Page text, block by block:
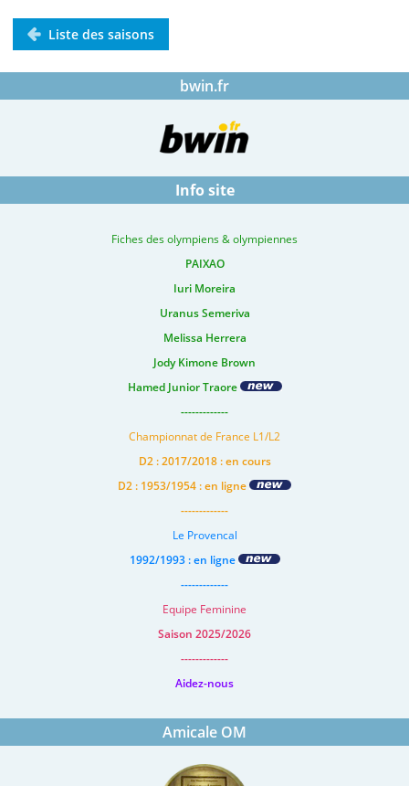
Liste des saisons
bwin.fr
Info site
Fiches des olympiens & olympiennes
PAIXAO
Iuri Moreira
Uranus Semeriva
Melissa Herrera
Jody Kimone Brown
Hamed Junior Traore
-------------
Championnat de France L1/L2
D2 : 2017/2018 : en cours
D2 : 1953/1954 : en ligne
-------------
Le Provencal
1992/1993 : en ligne
-------------
Equipe Feminine
Saison 2025/2026
-------------
Aidez-nous
Amicale OM